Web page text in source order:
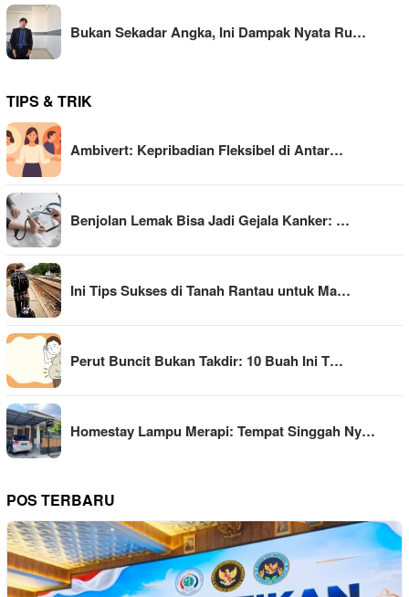
Bukan Sekadar Angka, Ini Dampak Nyata Ru…
TIPS & TRIK
Ambivert: Kepribadian Fleksibel di Antar…
Benjolan Lemak Bisa Jadi Gejala Kanker: …
Ini Tips Sukses di Tanah Rantau untuk Ma…
Perut Buncit Bukan Takdir: 10 Buah Ini T…
Homestay Lampu Merapi: Tempat Singgah Ny…
POS TERBARU